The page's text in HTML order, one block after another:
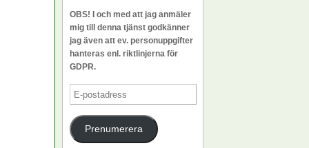
OBS! I och med att jag anmäler
mig till denna tjänst godkänner
jag även att ev. personuppgifter
hanteras enl. riktlinjerna för
GDPR.
E-
postadress
Prenumerera